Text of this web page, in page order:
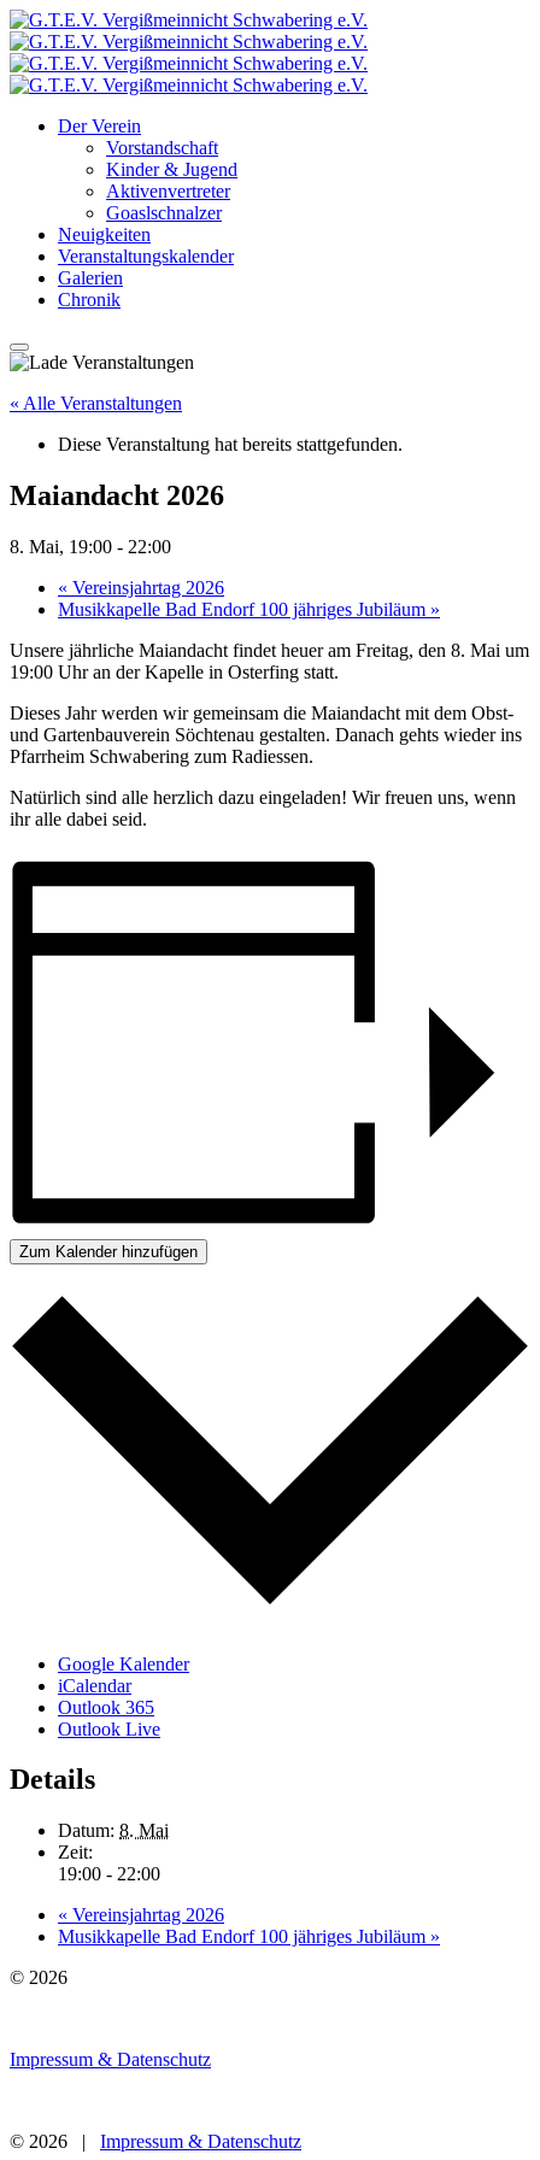
Der Verein
Vorstandschaft
Kinder & Jugend
Aktivenvertreter
Goaslschnalzer
Neuigkeiten
Veranstaltungskalender
Galerien
Chronik
« Alle Veranstaltungen
Diese Veranstaltung hat bereits stattgefunden.
Maiandacht 2026
8. Mai, 19:00 - 22:00
« Vereinsjahrtag 2026
Musikkapelle Bad Endorf 100 jähriges Jubiläum »
Unsere jährliche Maiandacht findet heuer am Freitag, den 8. Mai um
19:00 Uhr an der Kapelle in Osterfing statt.
Dieses Jahr werden wir gemeinsam die Maiandacht mit dem Obst-
und Gartenbauverein Söchtenau gestalten. Danach gehts wieder ins
Pfarrheim Schwabering zum Radiessen.
Natürlich sind alle herzlich dazu eingeladen! Wir freuen uns, wenn
ihr alle dabei seid.
Zum Kalender hinzufügen
Google Kalender
iCalendar
Outlook 365
Outlook Live
Details
Datum: 8. Mai
Zeit:
19:00 - 22:00
« Vereinsjahrtag 2026
Musikkapelle Bad Endorf 100 jähriges Jubiläum »
© 2026
Impressum & Datenschutz
© 2026 | Impressum & Datenschutz